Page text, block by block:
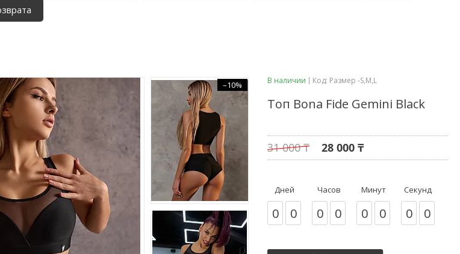
–10% В наличии Код: Размер -S,М,L
Топ Bona Fide Gemini Black
31 000 ₸ 28 000 ₸
Дней
0 0
Часов
0 0
Минут
0 0
Секунд
0 0